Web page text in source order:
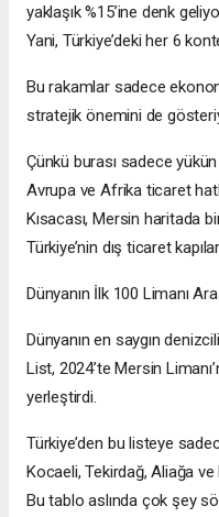
yaklaşık %15’ine denk
Yani, Türkiye’deki her 6
Bu rakamlar sadece
stratejik önemini de
Çünkü burası sadece
Avrupa ve Afrika ticaret
Kısacası, Mersin haritada
Türkiye’nin dış ticaret
Dünyanın İlk 100 Limanı
Dünyanın en saygın
List, 2024’te Mersin
yerleştirdi.
Türkiye’den bu listeye
Kocaeli, Tekirdağ, Aliağa ve
Bu tablo aslında çok şey